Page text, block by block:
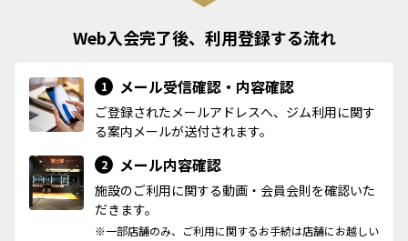
Web入会完了後、利用登録する流れ
1 メール受信確認・内容確認
ご登録されたメールアドレスへ、ジム利用に関す
る案内メールが送付されます。
2 メール内容確認
施設のご利用に関する動画・会員会則を確認いた
だきます。
※一部店舗のみ、ご利用に関するお手続は店舗にお越しい